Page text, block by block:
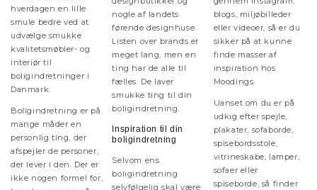
hverdagen en lille
smule bedre ved at
udvælge smukke
kvalitetsmøbler- og
interiør til
boligindretninger i
Danmark.
Boligindretning er på
mange måder en
personlig ting, der
afspejler de personer,
der lever i den. Der er
ikke nogen formel for,
nogle af landets
førende designhuse.
Listen over brands er
meget lang, men en
ting har de alle til
fælles. De laver
smukke ting til din
boligindretning.
Inspiration til din
boligindretning
Selvom ens
boligindretning
selvfølgelig skal være
blogs, miljøbilleder
eller videoer, så er du
sikker på at kunne
finde masser af
inspiration hos
Moodings.
Uanset om du er på
udkig efter spejle,
plakater, sofaborde,
spisebordsstole,
vitrineskabe, lamper,
sofaer eller
spiseborde, så finder